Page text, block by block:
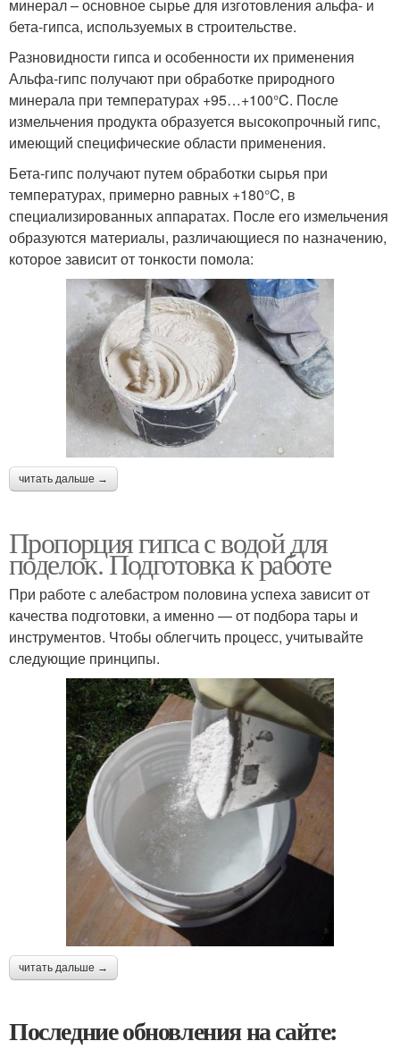
минерал – основное сырье для изготовления альфа- и
бета-гипса, используемых в строительстве.
Разновидности гипса и особенности их применения
Альфа-гипс получают при обработке природного
минерала при температурах +95…+100°C. После
измельчения продукта образуется высокопрочный гипс,
имеющий специфические области применения.
Бета-гипс получают путем обработки сырья при
температурах, примерно равных +180°C, в
специализированных аппаратах. После его измельчения
образуются материалы, различающиеся по назначению,
которое зависит от тонкости помола:
читать дальше →
Пропорция гипса с водой для
поделок. Подготовка к работе
При работе с алебастром половина успеха зависит от
качества подготовки, а именно — от подбора тары и
инструментов. Чтобы облегчить процесс, учитывайте
следующие принципы.
читать дальше →
Последние обновления на сайте: